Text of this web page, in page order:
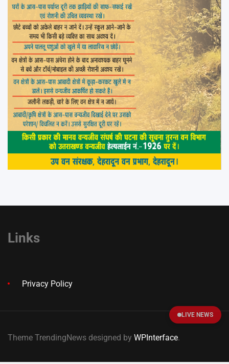
Links
Privacy Policy
Theme TrendingNews designed by WPInterface.
LIVE NEWS